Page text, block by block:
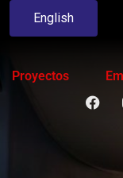
English
Proyectos